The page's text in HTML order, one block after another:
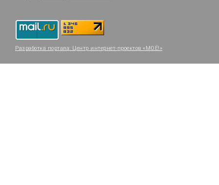
Разработка портала: Центр интернет-проектов «МОЁ!»